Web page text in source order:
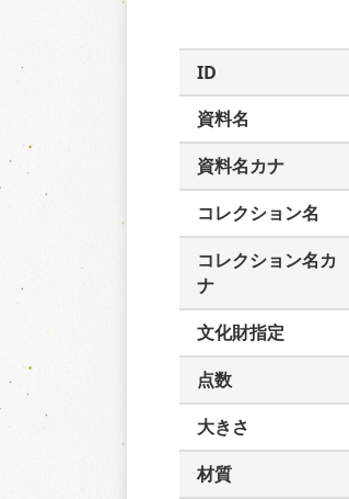
ID
資料名
資料名カナ
コレクション名
コレクション名カ
ナ
文化財指定
点数
大きさ
材質